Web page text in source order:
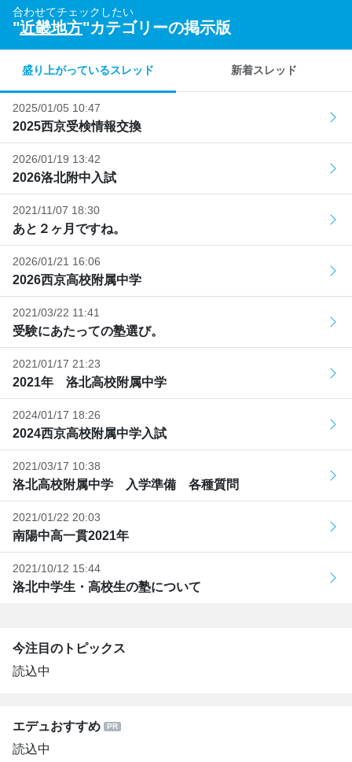
合わせてチェックしたい
"近畿地方"カテゴリーの掲示版
盛り上がっているスレッド 新着スレッド
2025/01/05 10:47
2025西京受検情報交換
2026/01/19 13:42
2026洛北附中入試
2021/11/07 18:30
あと２ヶ月ですね。
2026/01/21 16:06
2026西京高校附属中学
2021/03/22 11:41
受験にあたっての塾選び。
2021/01/17 21:23
2021年 洛北高校附属中学
2024/01/17 18:26
2024西京高校附属中学入試
2021/03/17 10:38
洛北高校附属中学 入学準備 各種質問
2021/01/22 20:03
南陽中高一貫2021年
2021/10/12 15:44
洛北中学生・高校生の塾について
今注目のトピックス
読込中
エデュおすすめ
読込中